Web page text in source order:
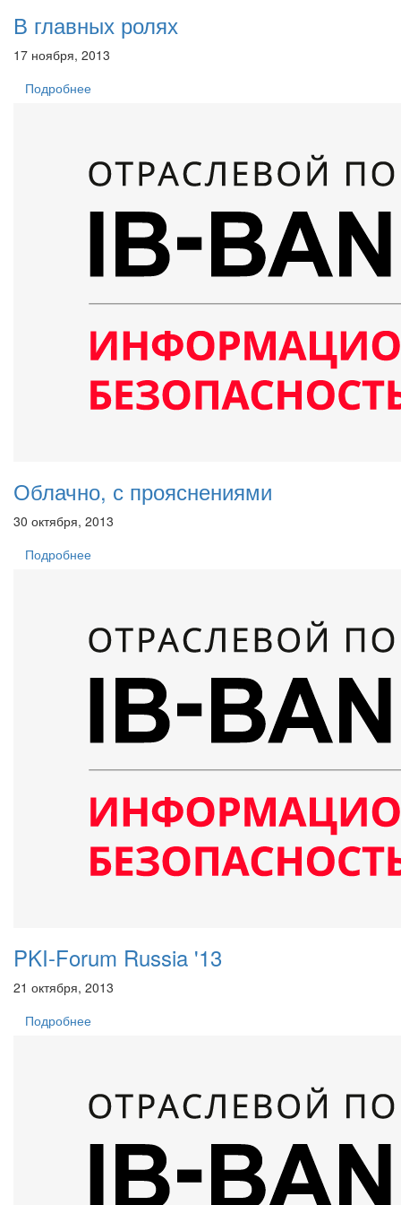
В главных ролях
17 ноября, 2013
Подробнее
Облачно, с прояснениями
30 октября, 2013
Подробнее
PKI-Forum Russia '13
21 октября, 2013
Подробнее